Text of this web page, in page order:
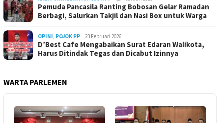
Pemuda Pancasila Ranting Bobosan Gelar Ramadan
Berbagi, Salurkan Takjil dan Nasi Box untuk Warga
OPINI, POJOK PP 23 Februari 2026
D’Best Cafe Mengabaikan Surat Edaran Walikota,
Harus Ditindak Tegas dan Dicabut Izinnya
WARTA PARLEMEN